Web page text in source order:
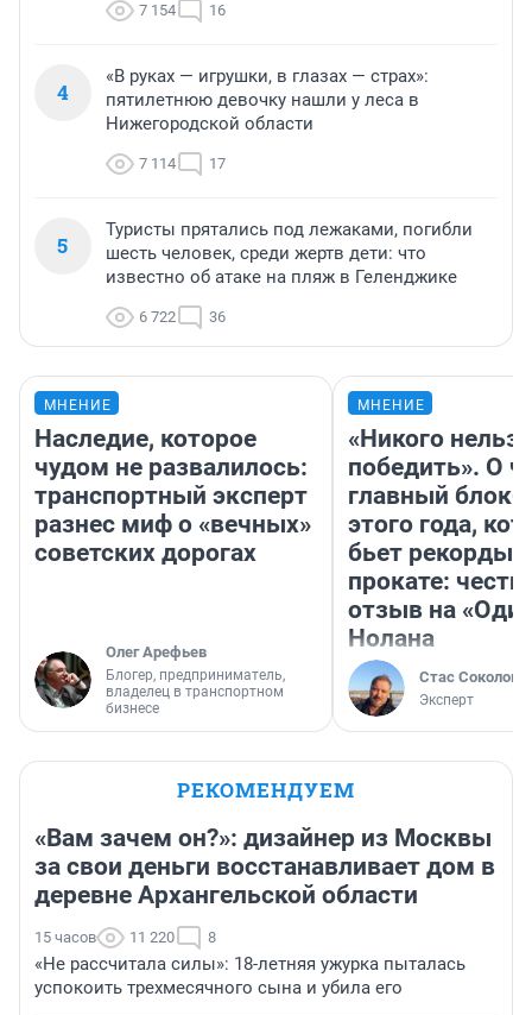
7 154 16
4
«В руках — игрушки, в глазах — страх»:
пятилетнюю девочку нашли у леса в
Нижегородской области
7 114 17
5
Туристы прятались под лежаками, погибли
шесть человек, среди жертв дети: что
известно об атаке на пляж в Геленджике
6 722 36
МНЕНИЕ
Наследие, которое
чудом не развалилось:
транспортный эксперт
разнес миф о «вечных»
советских дорогах
Олег Арефьев
Блогер, предприниматель,
владелец в транспортном
бизнесе
МНЕНИЕ
«Никого нельзя
победить». О
главный
этого года,
бьет рекорды в
прокате:
отзыв на
Нолана
Стас Соколов
Эксперт
РЕКОМЕНДУЕМ
«Вам зачем он?»: дизайнер из Москвы
за свои деньги восстанавливает дом в
деревне Архангельской области
15 часов 11 220 8
«Не рассчитала силы»: 18-летняя ужурка пыталась
успокоить трехмесячного сына и убила его